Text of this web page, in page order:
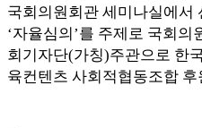
국회의원회관 세미나실에서
‘자율심의 ’를 주제로 국회의
회기자단(가칭)주관으로 한
육컨텐츠 사회적협동조합